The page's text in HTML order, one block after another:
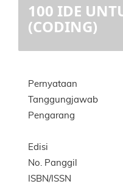
100 IDE
(CODING)
Pernyataan
Tanggungjawab
Pengarang
Edisi
No. Panggil
ISBN/ISSN